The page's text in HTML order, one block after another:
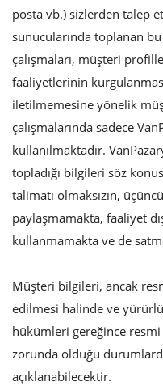
Ana Sayfa
Favoriler
İletişim
Makaleler
Giriş yap
Kayıt ol
posta vb.) sizlerden talep
sunucularında toplanan
çalışmaları, müşteri
faaliyetlerinin
iletilmemesine yönelik
çalışmalarında sadece
kullanılmaktadır.
topladığı bilgileri söz
talimatı olmaksızın,
paylaşmamakta, faaliyet
kullanmamakta ve de
Müşteri bilgileri, ancak
edilmesi halinde ve
hükümleri gereğince
zorunda olduğu
açıklanabilecektir.